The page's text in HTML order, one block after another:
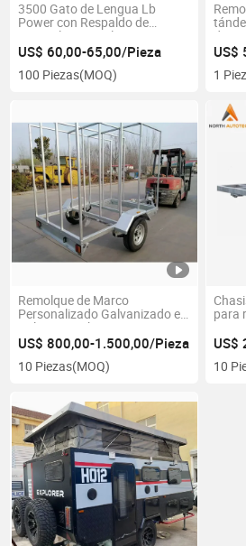
3500 Gato de Lengua Lb
Power con Respaldo de
Manivela Manual
US$ 60,00-65,00/Pieza
100 Piezas(MOQ)
de
US$
1
Remolque de Marco
Personalizado Galvanizado en
Caliente 750kg
US$ 800,00-1.500,00/Pieza
10 Piezas(MOQ)
para
10